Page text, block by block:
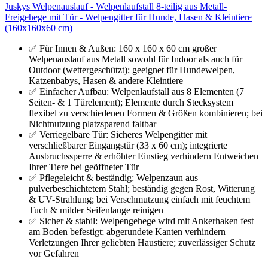
Juskys Welpenauslauf - Welpenlaufstall 8-teilig aus Metall-
Freigehege mit Tür - Welpengitter für Hunde, Hasen & Kleintiere
(160x160x60 cm)
✅ Für Innen & Außen: 160 x 160 x 60 cm großer
Welpenauslauf aus Metall sowohl für Indoor als auch für
Outdoor (wettergeschützt); geeignet für Hundewelpen,
Katzenbabys, Hasen & andere Kleintiere
✅ Einfacher Aufbau: Welpenlaufstall aus 8 Elementen (7
Seiten- & 1 Türelement); Elemente durch Stecksystem
flexibel zu verschiedenen Formen & Größen kombinieren; bei
Nichtnutzung platzsparend faltbar
✅ Verriegelbare Tür: Sicheres Welpengitter mit
verschließbarer Eingangstür (33 x 60 cm); integrierte
Ausbruchssperre & erhöhter Einstieg verhindern Entweichen
Ihrer Tiere bei geöffneter Tür
✅ Pflegeleicht & beständig: Welpenzaun aus
pulverbeschichtetem Stahl; beständig gegen Rost, Witterung
& UV-Strahlung; bei Verschmutzung einfach mit feuchtem
Tuch & milder Seifenlauge reinigen
✅ Sicher & stabil: Welpengehege wird mit Ankerhaken fest
am Boden befestigt; abgerundete Kanten verhindern
Verletzungen Ihrer geliebten Haustiere; zuverlässiger Schutz
vor Gefahren